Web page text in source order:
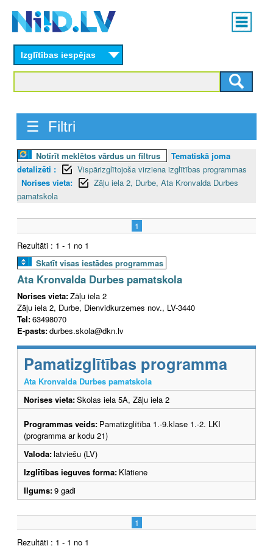
content
Main
menu
Izglītības iespējas
☰ Filtri
Notīrīt meklētos vārdus un filtrus
Tematiskā joma
detalizēti :
Vispārizglītojoša virziena izglītības programmas
Norises vieta:
Zāļu iela 2, Durbe, Ata Kronvalda Durbes
pamatskola
1
Rezultāti : 1 - 1 no 1
Skatīt visas iestādes programmas
Ata Kronvalda Durbes pamatskola
Norises vieta:Zāļu iela 2
Zāļu iela 2, Durbe, Dienvidkurzemes nov., LV-3440
Tel:63498070
E-pasts:durbes.skola@dkn.lv
Pamatizglītības programma
Ata Kronvalda Durbes pamatskola
Norises vieta:Skolas iela 5A, Zāļu iela 2
Programmas veids: Pamatizglītība 1.-9.klase 1.-2. LKI
(programma ar kodu 21)
Valoda:latviešu (LV)
Izglītības ieguves forma: Klātiene
Ilgums:9 gadi
1
Rezultāti : 1 - 1 no 1